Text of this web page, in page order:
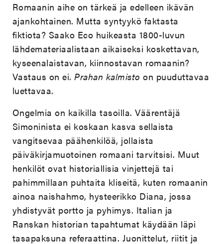
Romaanin aihe on tärkeä ja edelleen ikävän
ajankohtainen. Mutta syntyykö faktasta
fiktiota? Saako Eco huikeasta 1800-luvun
lähdemateriaalistaan aikaiseksi koskettavan,
kyseenalaistavan, kiinnostavan romaanin?
Vastaus on ei.Prahan kalmistoon puuduttavaa
luettavaa.
Ongelmia on kaikilla tasoilla. Väärentäjä
Simoninista ei koskaan kasva sellaista
vangitsevaa päähenkilöä, jollaista
päiväkirjamuotoinen romaani tarvitsisi. Muut
henkilöt ovat historiallisia vinjettejä tai
pahimmillaan puhtaita kliseitä, kuten romaanin
ainoa naishahmo, hysteerikko Diana, jossa
yhdistyvät portto ja pyhimys. Italian ja
Ranskan historian tapahtumat käydään läpi
tasapaksuna referaattina. Juonittelut, riitit ja